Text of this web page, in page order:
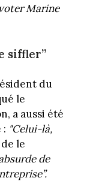
Marine
siffler”
du
le
a aussi été
: "Celui-là,
le
de